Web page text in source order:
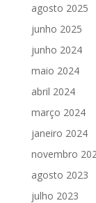
agosto 2025
junho 2025
junho 2024
maio 2024
abril 2024
março 2024
janeiro 2024
novembro
agosto 2023
julho 2023